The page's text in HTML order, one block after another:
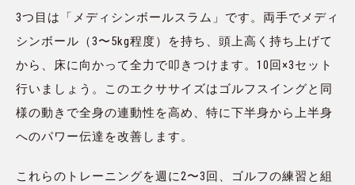
3つ目は「メディシンボールスラム」です。両手でメディ
シンボール（3〜5kg程度）を持ち、頭上高く持ち上げて
から、床に向かって全力で叩きつけます。10回×3セット
行いましょう。このエクササイズはゴルフスイングと同
様の動きで全身の連動性を高め、特に下半身から上半身
へのパワー伝達を改善します。
これらのトレーニングを週に2〜3回、ゴルフの練習と組